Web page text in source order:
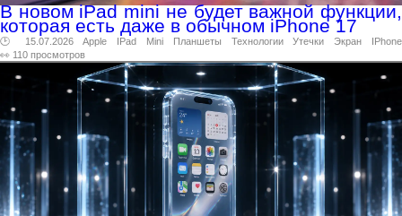
В новом iPad mini не будет важной функции,
которая есть даже в обычном iPhone 17
🕑 15.07.2026 Apple IPad Mini Планшеты Технологии Утечки Экран
IPhone
👀 110 просмотров